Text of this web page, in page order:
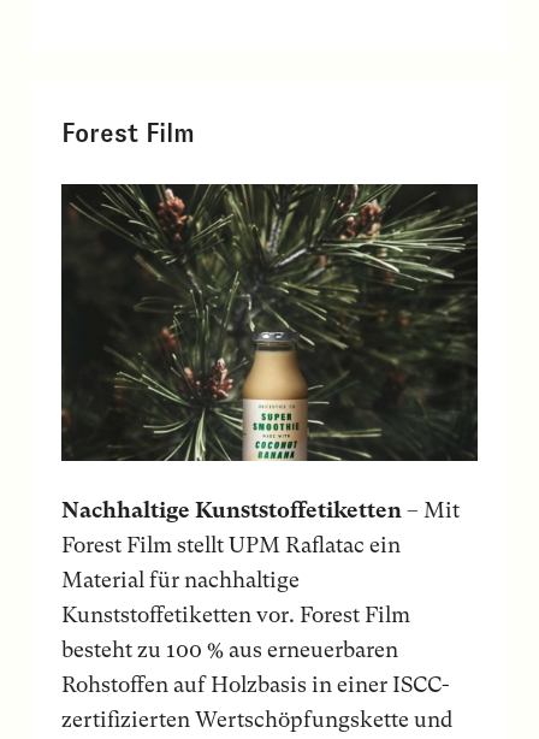
Forest Film
Nachhaltige Kunststoffetiketten – Mit
Forest Film stellt UPM Raflatac ein
Material für nachhaltige
Kunststoffetiketten vor. Forest Film
besteht zu 100 % aus erneuerbaren
Rohstoffen auf Holzbasis in einer ISCC-
zertifizierten Wertschöpfungskette und